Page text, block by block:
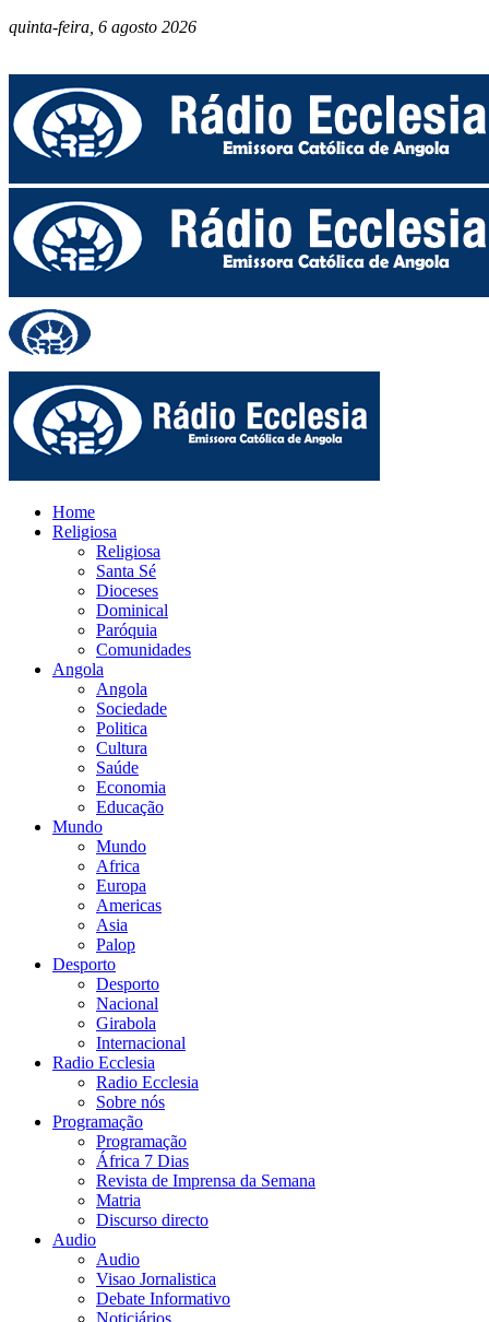
quinta-feira, 6 agosto 2026
Home
Religiosa
Religiosa
Santa Sé
Dioceses
Dominical
Paróquia
Comunidades
Angola
Angola
Sociedade
Politica
Cultura
Saúde
Economia
Educação
Mundo
Mundo
Africa
Europa
Americas
Asia
Palop
Desporto
Desporto
Nacional
Girabola
Internacional
Radio Ecclesia
Radio Ecclesia
Sobre nós
Programação
Programação
África 7 Dias
Revista de Imprensa da Semana
Matria
Discurso directo
Audio
Audio
Visao Jornalistica
Debate Informativo
Noticiários